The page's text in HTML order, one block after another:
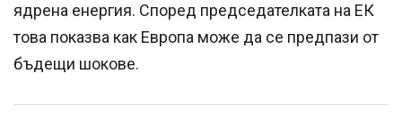
ядрена енергия. Според председателката на ЕК
това показва как Европа може да се предпази от
бъдещи шокове.